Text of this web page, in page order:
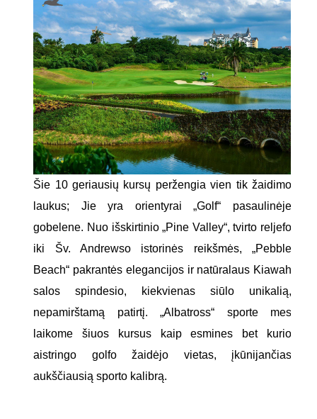
Šie 10 geriausių kursų peržengia vien tik žaidimo
laukus; Jie yra orientyrai „Golf“ pasaulinėje
gobelene. Nuo išskirtinio „Pine Valley“, tvirto reljefo
iki Šv. Andrewso istorinės reikšmės, „Pebble
Beach“ pakrantės elegancijos ir natūralaus Kiawah
salos spindesio, kiekvienas siūlo unikalią,
nepamirštamą patirtį. „Albatross“ sporte mes
laikome šiuos kursus kaip esmines bet kurio
aistringo golfo žaidėjo vietas, įkūnijančias
aukščiausią sporto kalibrą.